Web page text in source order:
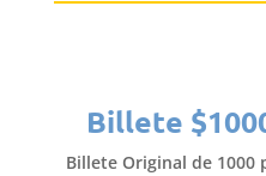
Billete
Billete Original de 1000